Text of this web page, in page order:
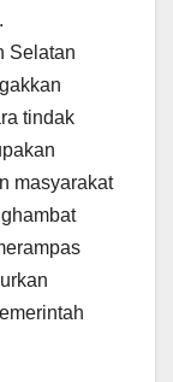
Selatan
tindak
masyarakat